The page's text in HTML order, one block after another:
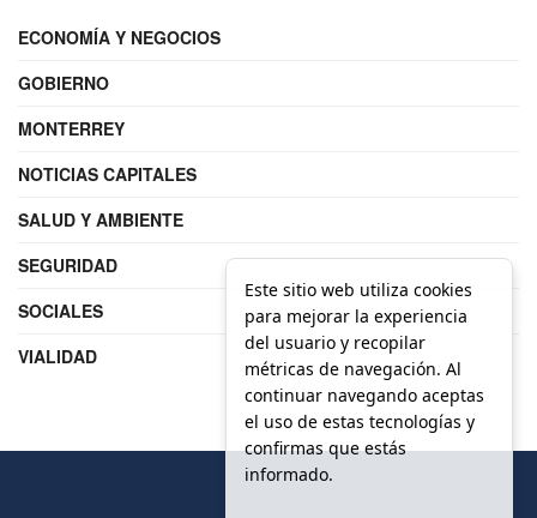
ECONOMÍA Y NEGOCIOS
GOBIERNO
MONTERREY
NOTICIAS CAPITALES
SALUD Y AMBIENTE
SEGURIDAD
SOCIALES
VIALIDAD
Este sitio web utiliza cookies
para mejorar la experiencia
del usuario y recopilar
métricas de navegación. Al
continuar navegando aceptas
el uso de estas tecnologías y
confirmas que estás
informado.